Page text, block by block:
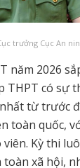
trưởng Cục An
năm 2026
THPT có sự
từ trước
toàn quốc,
Kỳ thi
toàn xã hội,